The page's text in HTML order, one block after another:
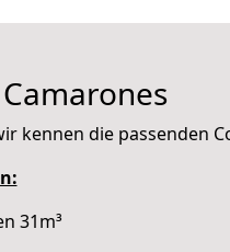
kennen die passenden
31m³